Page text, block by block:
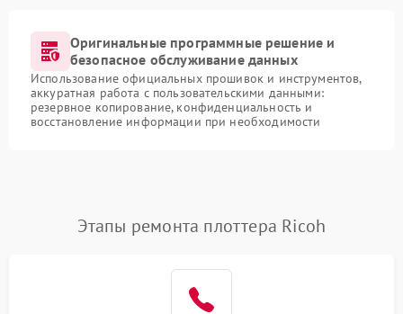
Оригинальные программные решение и
безопасное обслуживание данных
Использование официальных прошивок и инструментов,
аккуратная работа с пользовательскими данными:
резервное копирование, конфиденциальность и
восстановление информации при необходимости
Этапы ремонта плоттера Ricoh